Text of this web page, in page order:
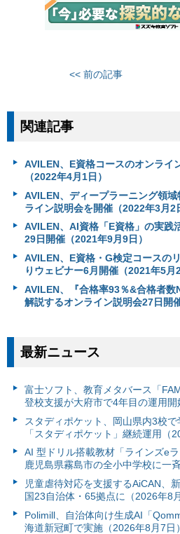
<< 前の記事
関連記事
AVILEN、E資格コースのオンライ
（2022年4月1日）
AVILEN、ディープラーニング領
ライン説明会を開催（2022年3月2
AVILEN、AI資格「E資格」の実践
29日開催（2021年9月9日）
AVILEN、E資格・G検定コースの
りウェビナー6月開催（2021年5月
AVILEN、『合格率93％&合格者数
解説するオンライン説明会27日開
最新ニュース
富⼠ソフト、教育メタバース「
登校支援が大府市で4年目の運用開
スタディポケット、岡山県内3校
「スタディポケット」継続運用（
AI 型ドリル搭載教材「ラインズeラ
鹿児島県霧島市の全小中学校に一
児童虐待対応を支援するAiCAN、
国23自治体・65拠点に（2026年8
Polimill、自治体向け生成AI「
海道新冠町で実施（2026年8月7日）